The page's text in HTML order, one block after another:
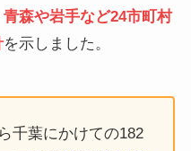
青森や岩手など24市町村
を示しました。
千葉にかけての182